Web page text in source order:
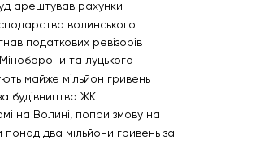
арештував рахунки
волинського
податкових ревізорів
та луцького
майже мільйон гривень
будівництво ЖК
на Волині, попри змову на
понад два мільйони гривень за